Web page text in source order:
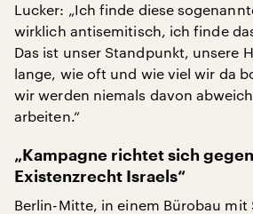
Lucker: „Ich finde diese
wirklich antisemitisch, ich finde
Das ist unser Standpunkt, unsere
lange, wie oft und wie viel wir da
wir werden niemals davon
arbeiten.“
„Kampagne richtet sich
Existenzrecht Israels“
Berlin-Mitte, in einem Bürobau mit